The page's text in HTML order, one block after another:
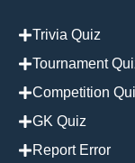
Trivia Quiz
Tournament
Competition
GK Quiz
Report Error